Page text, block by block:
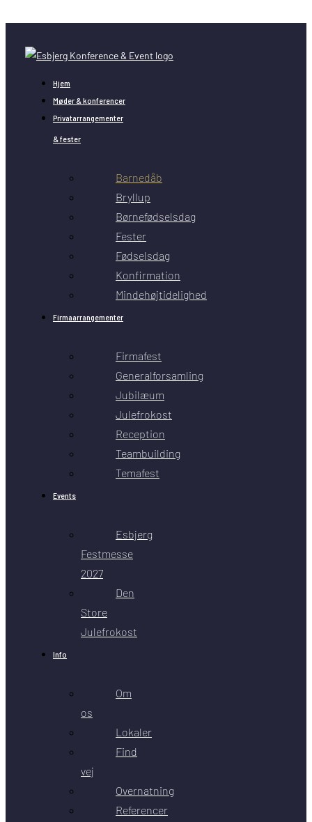
Hjem
Møder & konferencer
Privatarrangementer
& fester
Barnedåb
Bryllup
Børnefødselsdag
Fester
Fødselsdag
Konfirmation
Mindehøjtidelighed
Firmaarrangementer
Firmafest
Generalforsamling
Jubilæum
Julefrokost
Reception
Teambuilding
Temafest
Events
Esbjerg
Festmesse
2027
Den
Store
Julefrokost
Info
Om
os
Lokaler
Find
vej
Overnatning
Referencer